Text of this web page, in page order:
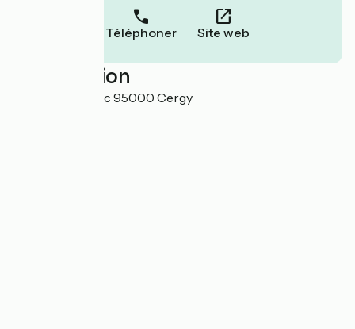
Téléphoner Site web
Localisation
3 avenue du Parc 95000 Cergy